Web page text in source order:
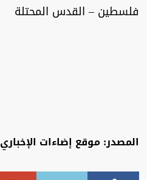
فلسطين – القدس المحتلة
المصدر: موقع إضاءات الإخباري